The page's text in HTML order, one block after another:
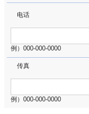
电话
例）000-000-0000
传真
例）000-000-0000